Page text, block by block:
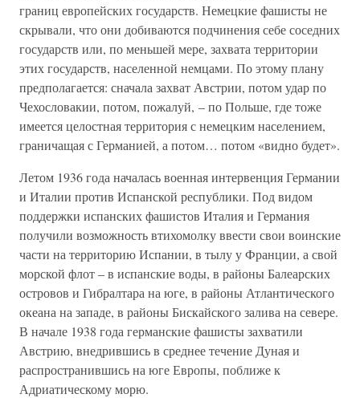
границ европейских государств. Немецкие фашисты не
скрывали, что они добиваются подчинения себе соседних
государств или, по меньшей мере, захвата территории
этих государств, населенной немцами. По этому плану
предполагается: сначала захват Австрии, потом удар по
Чехословакии, потом, пожалуй, – по Польше, где тоже
имеется целостная территория с немецким населением,
граничащая с Германией, а потом… потом «видно будет».
Летом 1936 года началась военная интервенция Германии
и Италии против Испанской республики. Под видом
поддержки испанских фашистов Италия и Германия
получили возможность втихомолку ввести свои воинские
части на территорию Испании, в тылу у Франции, а свой
морской флот – в испанские воды, в районы Балеарских
островов и Гибралтара на юге, в районы Атлантического
океана на западе, в районы Бискайского залива на севере.
В начале 1938 года германские фашисты захватили
Австрию, внедрившись в среднее течение Дуная и
распространившись на юге Европы, поближе к
Адриатическому морю.